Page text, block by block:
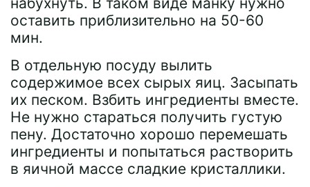
оставить приблизительно на 50-60
мин.
В отдельную посуду вылить
содержимое всех сырых яиц. Засыпать
их песком. Взбить ингредиенты вместе.
Не нужно стараться получить густую
пену. Достаточно хорошо перемешать
ингредиенты и попытаться растворить
в яичной массе сладкие кристаллики.